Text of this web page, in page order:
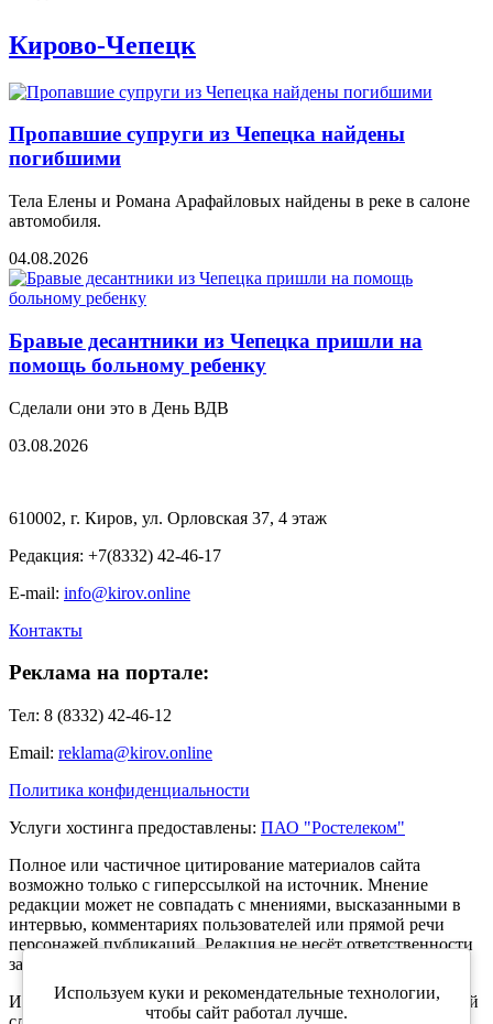
Кирово-Чепецк
Пропавшие супруги из Чепецка найдены
погибшими
Тела Елены и Романа Арафайловых найдены в реке в салоне
автомобиля.
04.08.2026
Бравые десантники из Чепецка пришли на
помощь больному ребенку
Сделали они это в День ВДВ
03.08.2026
610002, г. Киров, ул. Орловская 37, 4 этаж
Редакция: +7(8332) 42-46-17
E-mail: info@kirov.online
Контакты
Реклама на портале:
Тел: 8 (8332) 42-46-12
Email: reklama@kirov.online
Политика конфиденциальности
Услуги хостинга предоставлены: ПАО "Ростелеком"
Полное или частичное цитирование материалов сайта
возможно только с гиперссылкой на источник. Мнение
редакции может не совпадать с мнениями, высказанными в
интервью, комментариях пользователей или прямой речи
персонажей публикаций. Редакция не несёт ответственности
за текст комментариев читателей.
Интернет-портал Kirov.online зарегистрирован в Федеральной
Используем куки и рекомендательные технологии,
чтобы сайт работал лучше.